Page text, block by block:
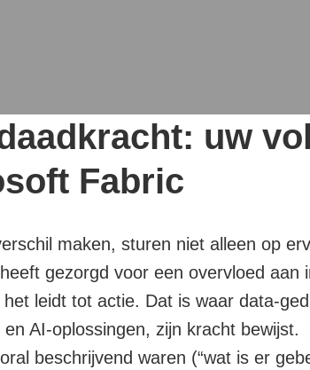
uw
Fabric
maken, sturen niet alleen op
gezorgd voor een overvloed aan
leidt tot actie. Dat is waar data-
AI-oplossingen, zijn kracht bewijst.
beschrijvend waren (“wat is er